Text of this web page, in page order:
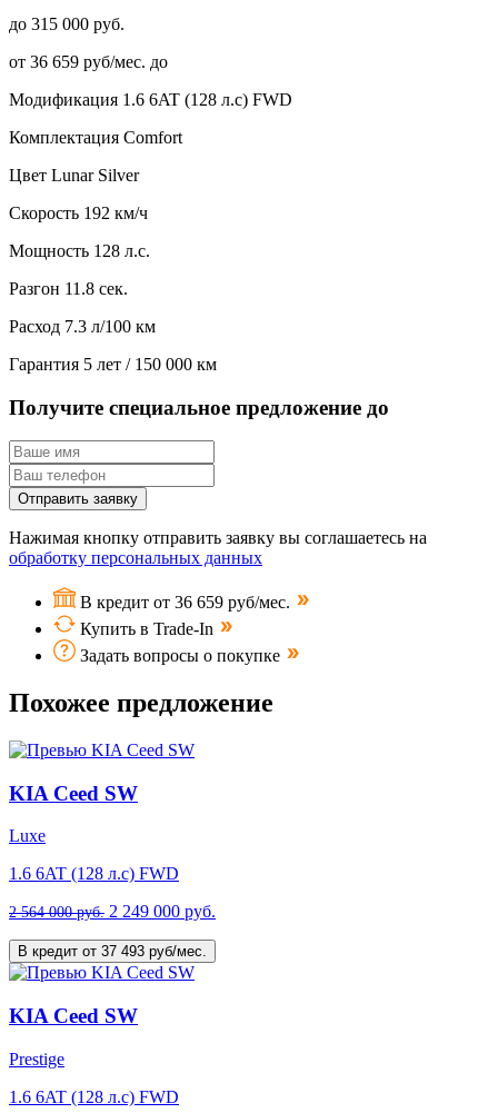
до 315 000 руб.
от 36 659 руб/мес. до
Модификация 1.6 6AT (128 л.с) FWD
Комплектация Comfort
Цвет Lunar Silver
Скорость 192 км/ч
Мощность 128 л.с.
Разгон 11.8 сек.
Расход 7.3 л/100 км
Гарантия 5 лет / 150 000 км
Получите специальное предложение до
Отправить заявку
Нажимая кнопку отправить заявку вы соглашаетесь на
обработку персональных данных
В кредит от 36 659 руб/мес.
Купить в Trade-In
Задать вопросы о покупке
Похожее предложение
KIA Ceed SW
Luxe
1.6 6AT (128 л.с) FWD
2 564 000 руб. 2 249 000 руб.
В кредит от 37 493 руб/мес.
KIA Ceed SW
Prestige
1.6 6AT (128 л.с) FWD